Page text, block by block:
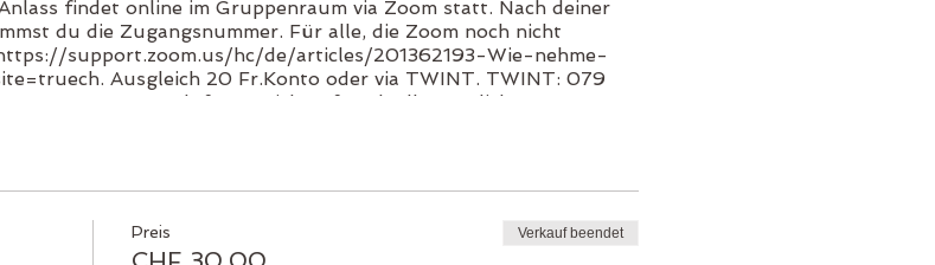
findet online im Gruppenraum via Zoom statt. Nach deiner
du die Zugangsnummer. Für alle, die Zoom noch nicht
support.zoom.us/hc/de/articles/201362193-Wie-nehme-
Ausgleich 20 Fr.Konto oder via TWINT. TWINT: 079
8029 0822 7 Ich freue mich auf euch alle Herzlichst
Preis Verkauf beendet